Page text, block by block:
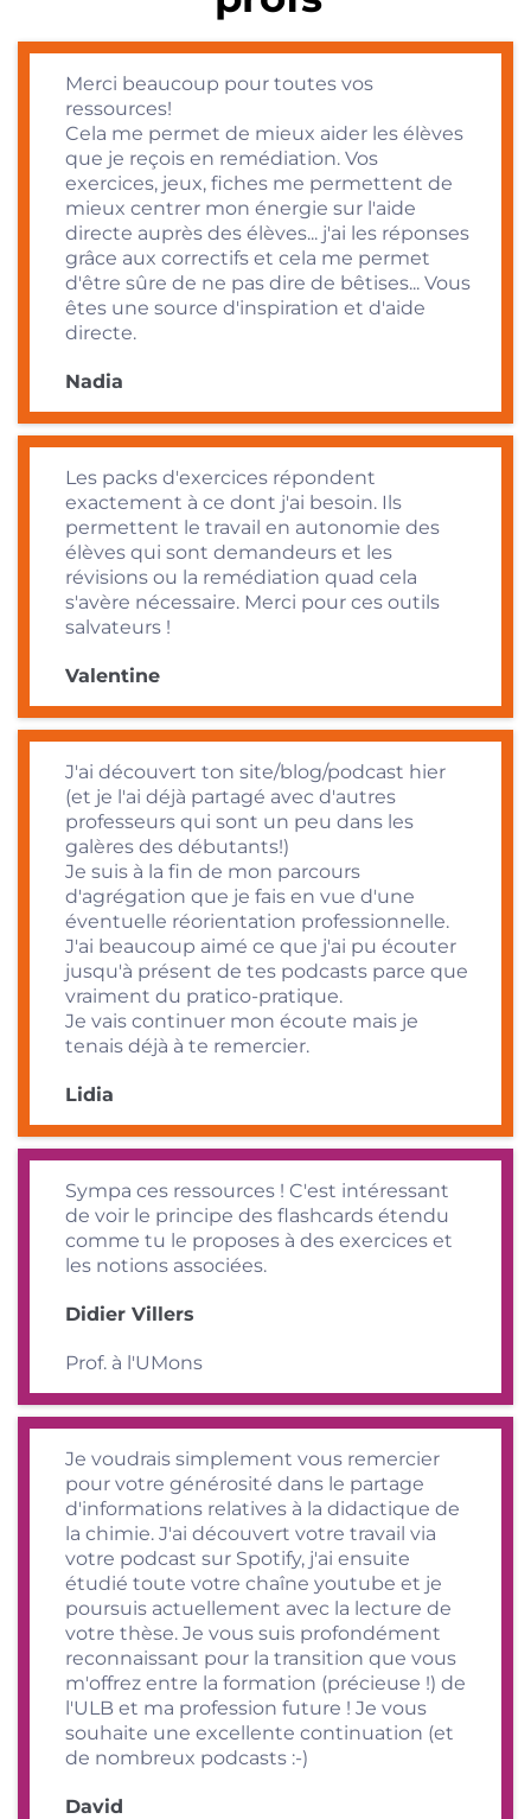
Merci beaucoup pour toutes vos
ressources!
Cela me permet de mieux aider les élèves
que je reçois en remédiation. Vos
exercices, jeux, fiches me permettent de
mieux centrer mon énergie sur l'aide
directe auprès des élèves... j'ai les réponses
grâce aux correctifs et cela me permet
d'être sûre de ne pas dire de bêtises... Vous
êtes une source d'inspiration et d'aide
directe.
Nadia
Les packs d'exercices répondent
exactement à ce dont j'ai besoin. Ils
permettent le travail en autonomie des
élèves qui sont demandeurs et les
révisions ou la remédiation quad cela
s'avère nécessaire. Merci pour ces outils
salvateurs !
Valentine
J'ai découvert ton site/blog/podcast hier
(et je l'ai déjà partagé avec d'autres
professeurs qui sont un peu dans les
galères des débutants!)
Je suis à la fin de mon parcours
d'agrégation que je fais en vue d'une
éventuelle réorientation professionnelle.
J'ai beaucoup aimé ce que j'ai pu écouter
jusqu'à présent de tes podcasts parce que
vraiment du pratico-pratique.
Je vais continuer mon écoute mais je
tenais déjà à te remercier.
Lidia
Sympa ces ressources ! C'est intéressant
de voir le principe des flashcards étendu
comme tu le proposes à des exercices et
les notions associées.
Didier Villers
Prof. à l'UMons
Je voudrais simplement vous remercier
pour votre générosité dans le partage
d'informations relatives à la didactique de
la chimie. J'ai découvert votre travail via
votre podcast sur Spotify, j'ai ensuite
étudié toute votre chaîne youtube et je
poursuis actuellement avec la lecture de
votre thèse. Je vous suis profondément
reconnaissant pour la transition que vous
m'offrez entre la formation (précieuse !) de
l'ULB et ma profession future ! Je vous
souhaite une excellente continuation (et
de nombreux podcasts :-)
David